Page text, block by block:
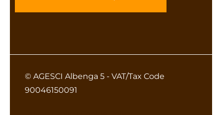
© AGESCI Albenga 5 - VAT/Tax Code
90046150091